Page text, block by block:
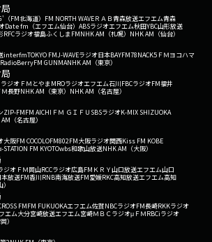
（FM北海道） FM NORTH WAVEＲＡＢ青森放送エフエム青森
Date fm（エフエム仙台） ABSラジオエフエム秋田YBC山形放送
RFCラジオ福島ふくしまFMNHK AM（札幌） NHK AM（仙台）
interfmTOKYO FMJ-WAVEラジオ日本BAYFM78NACK5 ＦＭヨコハマ
RadioBerryFM GUNMANHK AM（東京）
ジオ ＦＭとやまMROラジオエフエム石川FBCラジオFM福井
Ｍ長野NHK AM（東京） NHK AM（名古屋）
ZIP-FMFM AICHI ＦＭ ＧＩＦＵ SBSラジオK-MIX SHIZUOKA
（名古屋）
大阪FM COCOLOFM802FM大阪ラジオ関西Kiss FM KOBE
STATION FM KYOTOwbs和歌山放送NHK AM（大阪）
ジオ ＦＭ岡山RCCラジオ広島FM ＫＲＹ山口放送エフエム山口
本放送FM香川RNB南海放送FM愛媛RKC高知放送エフエム高知
FMFM FUKUOKAエフエム佐賀NBCラジオFM長崎RKKラジオ
エム大分宮崎放送エフエム宮崎ＭＢＣラジオμＦＭRBCiラジオ
）